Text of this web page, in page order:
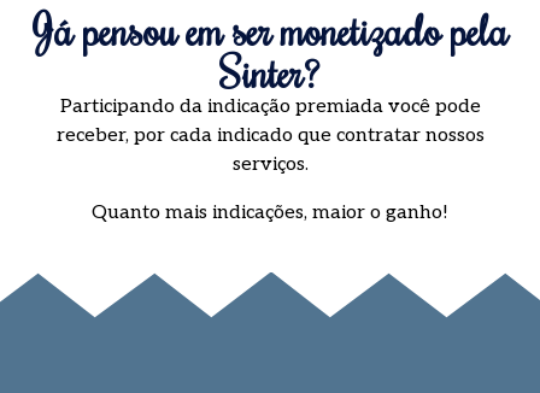
Já pensou em ser monetizado pela
Sinter?
Participando da indicação premiada você pode
receber, por cada indicado que contratar nossos
serviços.
Quanto mais indicações, maior o ganho!